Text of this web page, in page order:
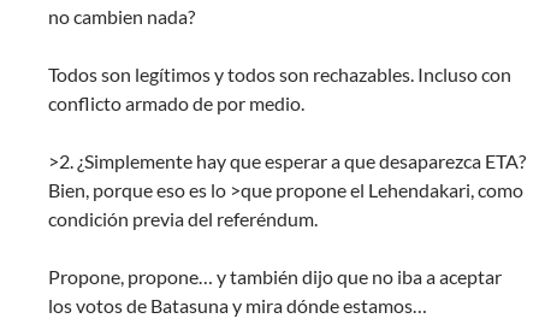
no cambien nada?
Todos son legítimos y todos son rechazables. Incluso con
conflicto armado de por medio.
>2. ¿Simplemente hay que esperar a que desaparezca ETA?
Bien, porque eso es lo >que propone el Lehendakari, como
condición previa del referéndum.
Propone, propone… y también dijo que no iba a aceptar
los votos de Batasuna y mira dónde estamos…